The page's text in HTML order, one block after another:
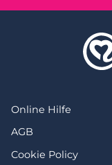
Online Hilfe
AGB
Cookie Policy